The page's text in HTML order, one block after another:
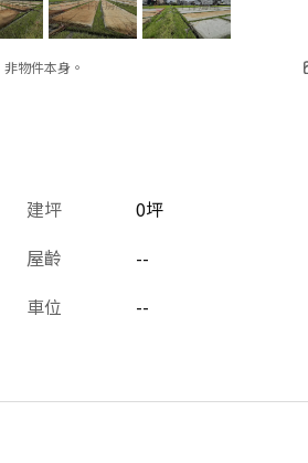
物件本身。
建坪 0坪
屋齡 --
車位 --